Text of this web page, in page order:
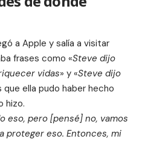
a Apple y salía a visitar
frases como «Steve dijo
vidas» y «Steve dijo
que ella pudo haber hecho
hizo.
eso, pero [pensé] no, vamos
proteger eso. Entonces, mi